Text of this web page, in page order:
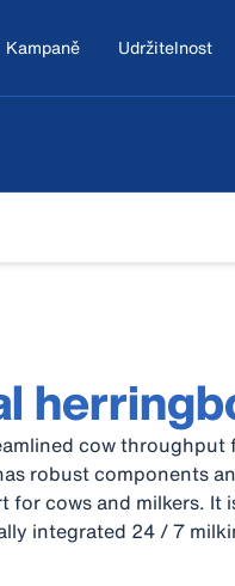
Kampaně Udržitelnost
cow
robust components
for cows and milkers. It
integrated 24 / 7